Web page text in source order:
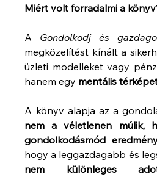
Miért volt forradalmi a
A Gondolkodj és
megközelítést kínált a
üzleti modelleket vagy
hanem egy mentális
A könyv alapja az a
nem a véletlenen múlik,
gondolkodásmód
nem különleges